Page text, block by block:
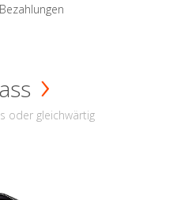
oder gleichwärtig